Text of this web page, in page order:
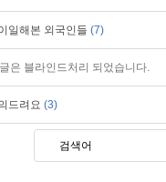
일해본 외국인들 (7)
은 블라인드처리 되었습니다.
드려요 (3)